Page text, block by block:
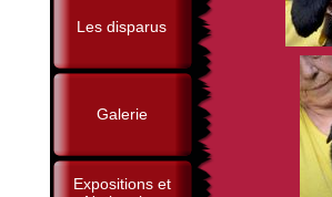
Les disparus
Galerie
Expositions et